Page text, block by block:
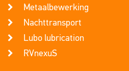
Metaalbewerking
Nachttransport
Lubo lubrication
RVnexuS